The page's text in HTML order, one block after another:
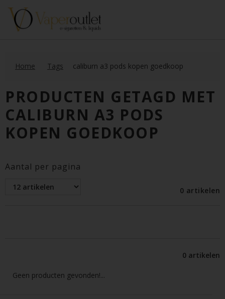
Home Tags caliburn a3 pods kopen goedkoop
PRODUCTEN GETAGD MET
CALIBURN A3 PODS
KOPEN GOEDKOOP
Aantal per pagina
0 artikelen
0 artikelen
Geen producten gevonden!...